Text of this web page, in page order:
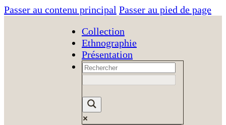
Passer au contenu principal Passer au pied de page
Collection
Ethnographie
Présentation